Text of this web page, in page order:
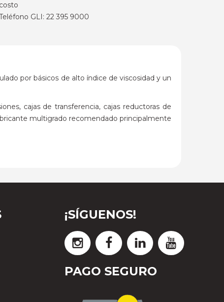
costo
GLI: 22 395 9000
por básicos de alto índice de viscosidad y un
cajas de transferencia, cajas reductoras de
multigrado recomendado principalmente
¡SÍGUENOS!
PAGO SEGURO